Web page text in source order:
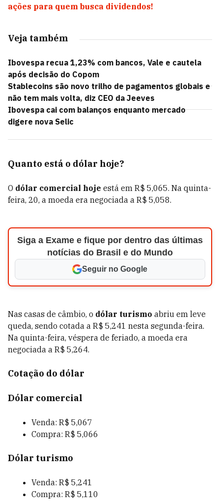
ações para quem busca dividendos!
Veja também
Ibovespa recua 1,23% com bancos, Vale e cautela
após decisão do Copom
Stablecoins são novo trilho de pagamentos globais e
não tem mais volta, diz CEO da Jeeves
Ibovespa cai com balanços enquanto mercado
digere nova Selic
Quanto está o dólar hoje?
O dólar comercial hoje está em R$ 5,065. Na quinta-
feira, 20, a moeda era negociada a R$ 5,058.
Siga a Exame e fique por dentro das últimas
notícias do Brasil e do Mundo
Seguir no Google
Nas casas de câmbio, o dólar turismo abriu em leve
queda, sendo cotada a R$ 5,241 nesta segunda-feira.
Na quinta-feira, véspera de feriado, a moeda era
negociada a R$ 5,264.
Cotação do dólar
Dólar comercial
Venda: R$ 5,067
Compra: R$ 5,066
Dólar turismo
Venda: R$ 5,241
Compra: R$ 5,110